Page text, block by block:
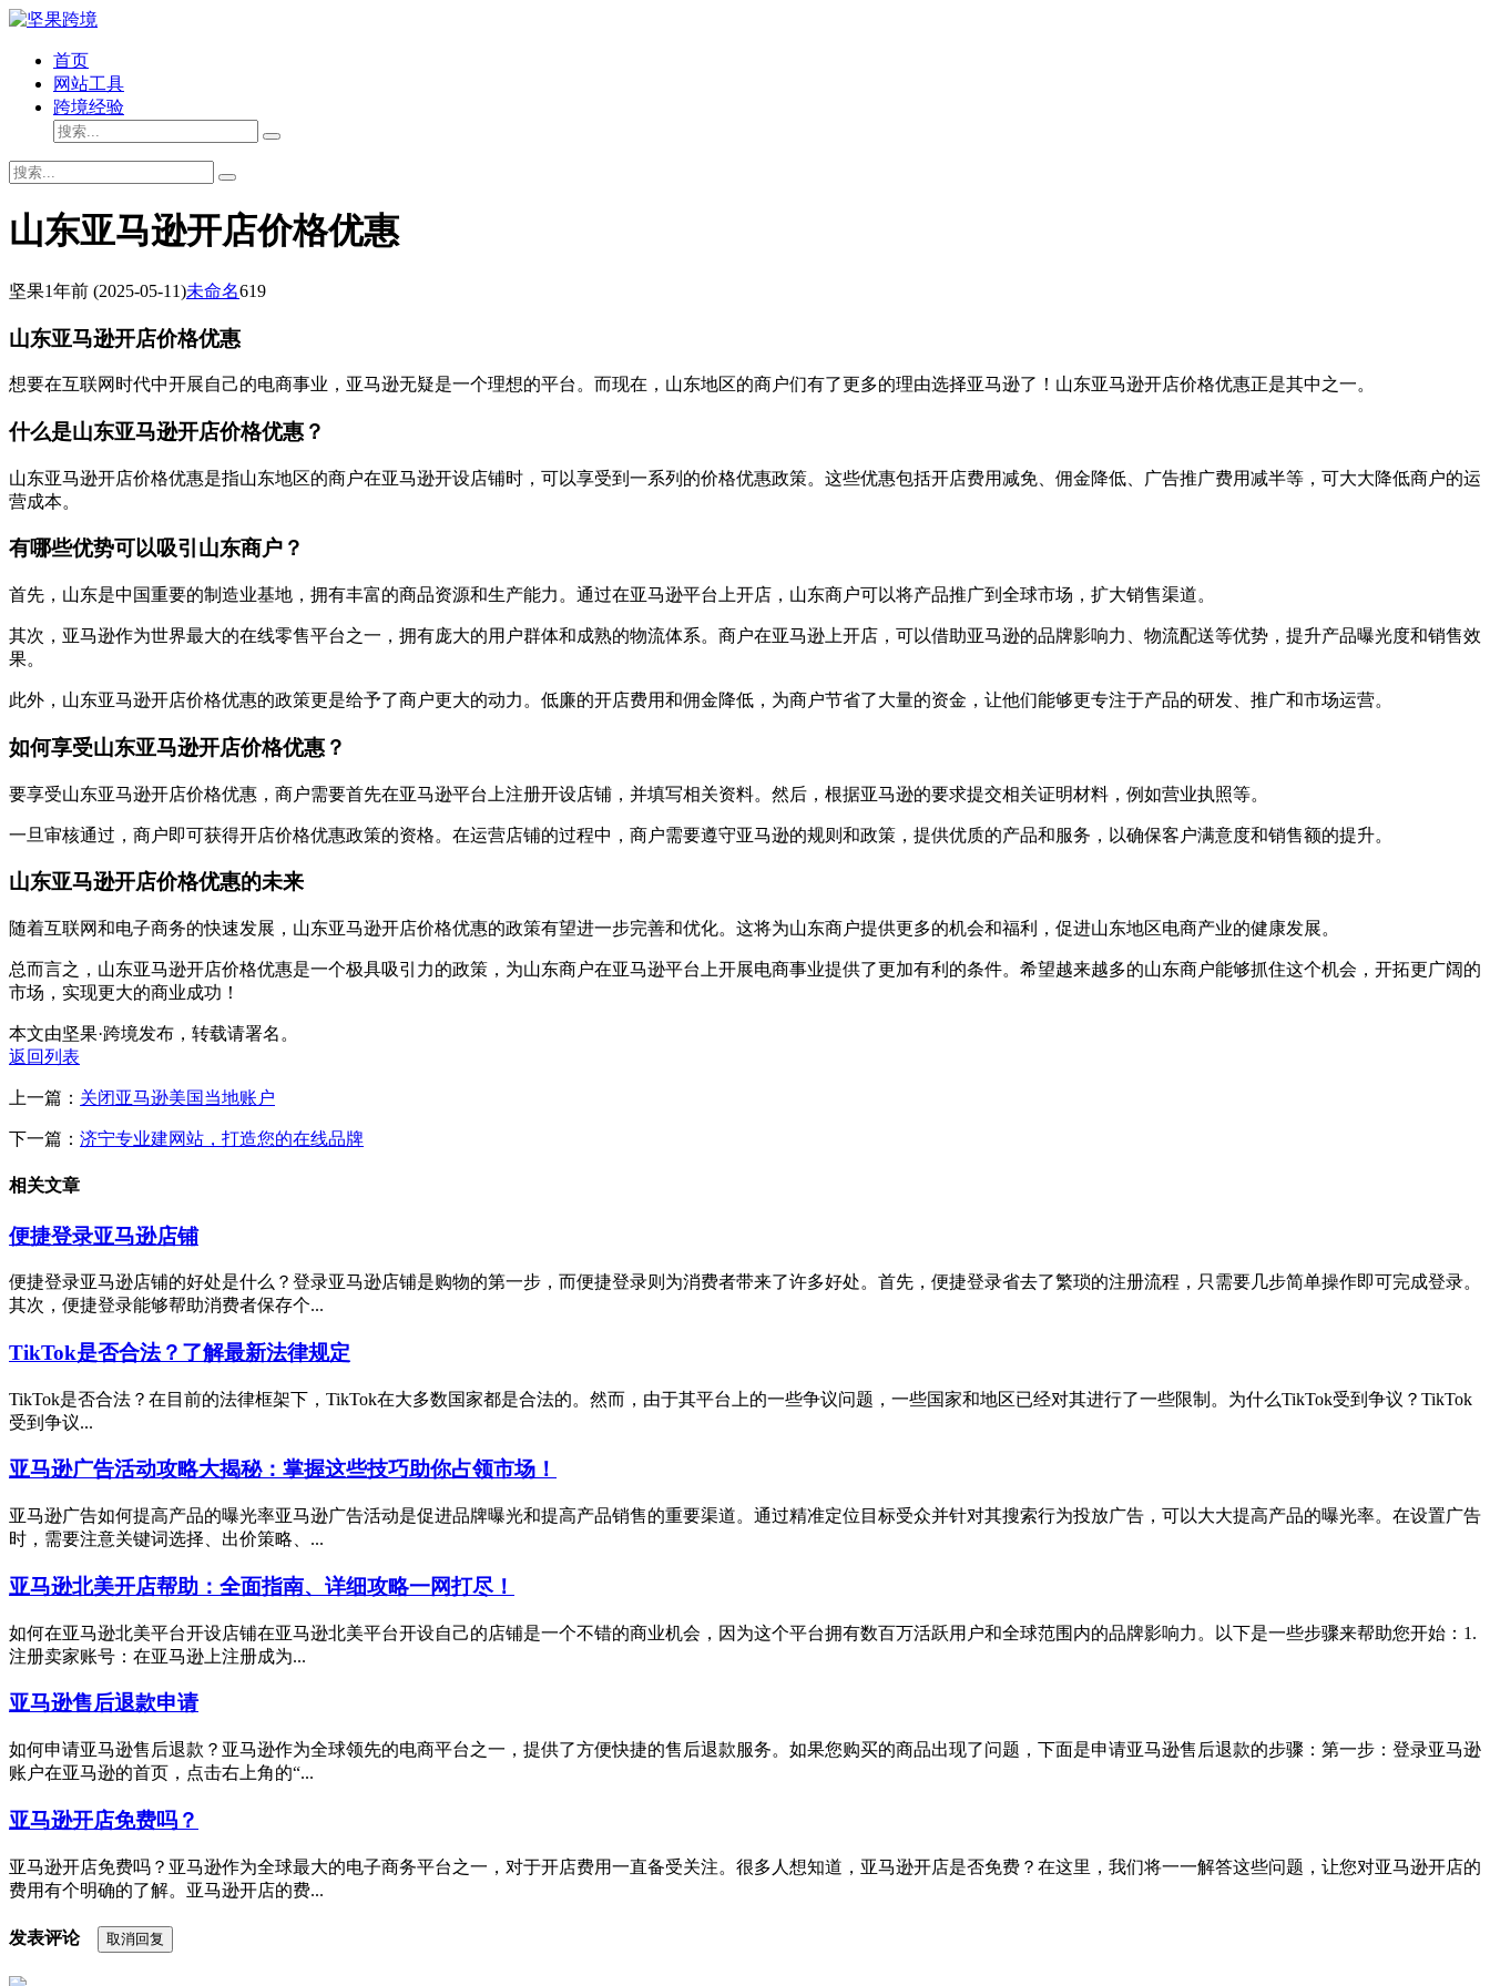
首页
网站工具
跨境经验
山东亚马逊开店价格优惠
坚果1年前 (2025-05-11)未命名619
山东亚马逊开店价格优惠
想要在互联网时代中开展自己的电商事业，亚马逊无疑是一个理想的平台。而现在，山东地区的商户们有了更多的理由选择亚马逊了！山东亚马逊开店价格优惠正是其中之一。
什么是山东亚马逊开店价格优惠？
山东亚马逊开店价格优惠是指山东地区的商户在亚马逊开设店铺时，可以享受到一系列的价格优惠政策。这些优惠包括开店费用减免、佣金降低、广告推广费用减半等，可大大降低商户的运
营成本。
有哪些优势可以吸引山东商户？
首先，山东是中国重要的制造业基地，拥有丰富的商品资源和生产能力。通过在亚马逊平台上开店，山东商户可以将产品推广到全球市场，扩大销售渠道。
其次，亚马逊作为世界最大的在线零售平台之一，拥有庞大的用户群体和成熟的物流体系。商户在亚马逊上开店，可以借助亚马逊的品牌影响力、物流配送等优势，提升产品曝光度和销售效
果。
此外，山东亚马逊开店价格优惠的政策更是给予了商户更大的动力。低廉的开店费用和佣金降低，为商户节省了大量的资金，让他们能够更专注于产品的研发、推广和市场运营。
如何享受山东亚马逊开店价格优惠？
要享受山东亚马逊开店价格优惠，商户需要首先在亚马逊平台上注册开设店铺，并填写相关资料。然后，根据亚马逊的要求提交相关证明材料，例如营业执照等。
一旦审核通过，商户即可获得开店价格优惠政策的资格。在运营店铺的过程中，商户需要遵守亚马逊的规则和政策，提供优质的产品和服务，以确保客户满意度和销售额的提升。
山东亚马逊开店价格优惠的未来
随着互联网和电子商务的快速发展，山东亚马逊开店价格优惠的政策有望进一步完善和优化。这将为山东商户提供更多的机会和福利，促进山东地区电商产业的健康发展。
总而言之，山东亚马逊开店价格优惠是一个极具吸引力的政策，为山东商户在亚马逊平台上开展电商事业提供了更加有利的条件。希望越来越多的山东商户能够抓住这个机会，开拓更广阔的
市场，实现更大的商业成功！
本文由坚果·跨境发布，转载请署名。
返回列表
上一篇： 关闭亚马逊美国当地账户
下一篇： 济宁专业建网站，打造您的在线品牌
相关文章
便捷登录亚马逊店铺
便捷登录亚马逊店铺的好处是什么？登录亚马逊店铺是购物的第一步，而便捷登录则为消费者带来了许多好处。首先，便捷登录省去了繁琐的注册流程，只需要几步简单操作即可完成登录。
其次，便捷登录能够帮助消费者保存个...
TikTok是否合法？了解最新法律规定
TikTok是否合法？在目前的法律框架下，TikTok在大多数国家都是合法的。然而，由于其平台上的一些争议问题，一些国家和地区已经对其进行了一些限制。为什么TikTok受到争议？TikTok
受到争议...
亚马逊广告活动攻略大揭秘：掌握这些技巧助你占领市场！
亚马逊广告如何提高产品的曝光率亚马逊广告活动是促进品牌曝光和提高产品销售的重要渠道。通过精准定位目标受众并针对其搜索行为投放广告，可以大大提高产品的曝光率。在设置广告
时，需要注意关键词选择、出价策略、...
亚马逊北美开店帮助：全面指南、详细攻略一网打尽！
如何在亚马逊北美平台开设店铺在亚马逊北美平台开设自己的店铺是一个不错的商业机会，因为这个平台拥有数百万活跃用户和全球范围内的品牌影响力。以下是一些步骤来帮助您开始：1.
注册卖家账号：在亚马逊上注册成为...
亚马逊售后退款申请
如何申请亚马逊售后退款？亚马逊作为全球领先的电商平台之一，提供了方便快捷的售后退款服务。如果您购买的商品出现了问题，下面是申请亚马逊售后退款的步骤：第一步：登录亚马逊
账户在亚马逊的首页，点击右上角的“...
亚马逊开店免费吗？
亚马逊开店免费吗？亚马逊作为全球最大的电子商务平台之一，对于开店费用一直备受关注。很多人想知道，亚马逊开店是否免费？在这里，我们将一一解答这些问题，让您对亚马逊开店的
费用有个明确的了解。亚马逊开店的费...
发表评论 取消回复